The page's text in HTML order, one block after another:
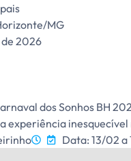
MG
de 2026
dos Sonhos BH
experiência
Data: 13/02